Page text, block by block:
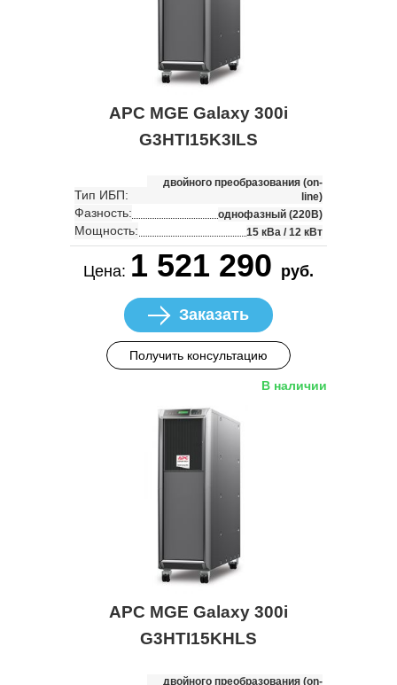
APC MGE Galaxy 300i
G3HTI15K3ILS
Тип ИБП:
двойного преобразования (on-
line)
Фазность: однофазный (220В)
Мощность: 15 кВа / 12 кВт
Цена: 1 521 290 руб.
Заказать
Получить консультацию
В наличии
APC MGE Galaxy 300i
G3HTI15KHLS
двойного преобразования (on-